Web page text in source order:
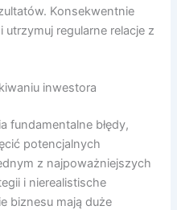
Konsekwentnie
regularne relacje z
inwestora
fundamentalne błędy,
potencjalnych
z najpoważniejszych
i nierealistische
biznesu mają duże